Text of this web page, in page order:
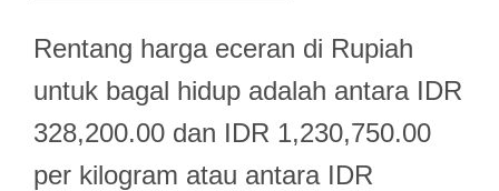
Rentang harga eceran di Rupiah
untuk bagal hidup adalah antara IDR
328,200.00 dan IDR 1,230,750.00
per kilogram atau antara IDR